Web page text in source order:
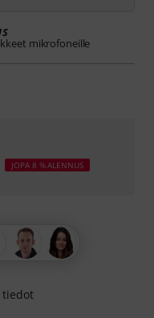
mikrofoneille
tiedot
JOPA 8 % ALENNUS